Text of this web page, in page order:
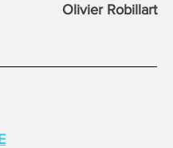
Olivier Robillart